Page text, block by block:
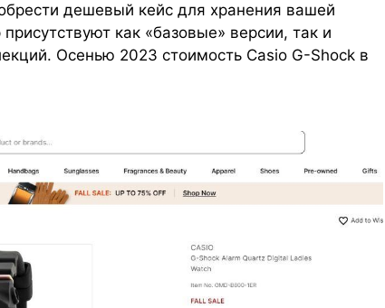
дешевый кейс для хранения вашей
как «базовые» версии, так и
Осенью 2023 стоимость Casio G-Shock в